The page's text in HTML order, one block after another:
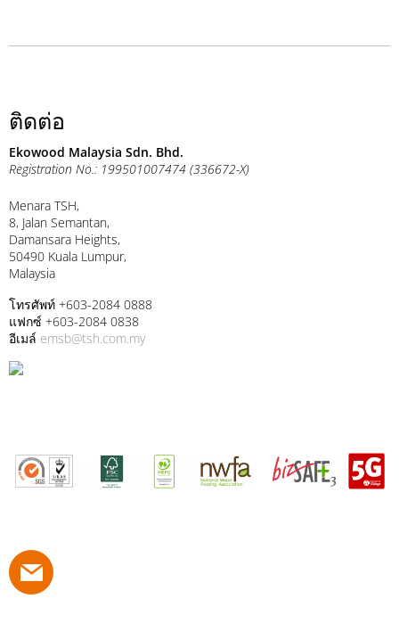
ติดต่อ
Ekowood Malaysia Sdn. Bhd.
Registration No.: 199501007474 (336672-X)
Menara TSH,
8, Jalan Semantan,
Damansara Heights,
50490 Kuala Lumpur,
Malaysia
โทรศัพท์ +603-2084 0888
แฟกซ์ +603-2084 0838
อีเมล์ emsb@tsh.com.my